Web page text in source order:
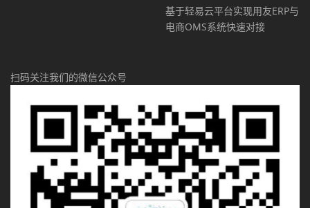
基于轻易云平台实现用友ERP与
电商OMS系统快速对接
扫码关注我们的微信公众号